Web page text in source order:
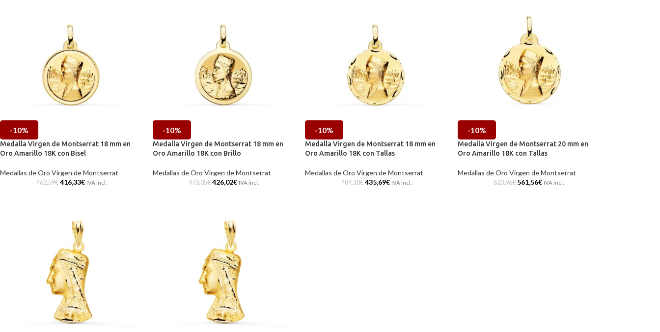
-10%
Medalla Virgen de Montserrat 18 mm en
Oro Amarillo 18K con Bisel
Medallas de Oro Virgen de Montserrat
462,59€ 416,33€ IVA incl.
-10%
Medalla Virgen de Montserrat 18 mm en
Oro Amarillo 18K con Brillo
Medallas de Oro Virgen de Montserrat
473,35€ 426,02€ IVA incl.
-10%
Medalla Virgen de Montserrat 18 mm en
Oro Amarillo 18K con Tallas
Medallas de Oro Virgen de Montserrat
484,10€ 435,69€ IVA incl.
-10%
Medalla Virgen de Montserrat 20 mm en
Oro Amarillo 18K con Tallas
Medallas de Oro Virgen de Montserrat
623,96€ 561,56€ IVA incl.